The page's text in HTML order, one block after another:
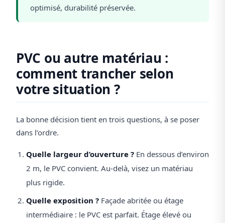
optimisé, durabilité préservée.
PVC ou autre matériau :
comment trancher selon
votre situation ?
La bonne décision tient en trois questions, à se poser
dans l’ordre.
Quelle largeur d’ouverture ? En dessous d’environ
2 m, le PVC convient. Au-delà, visez un matériau
plus rigide.
Quelle exposition ? Façade abritée ou étage
intermédiaire : le PVC est parfait. Étage élevé ou